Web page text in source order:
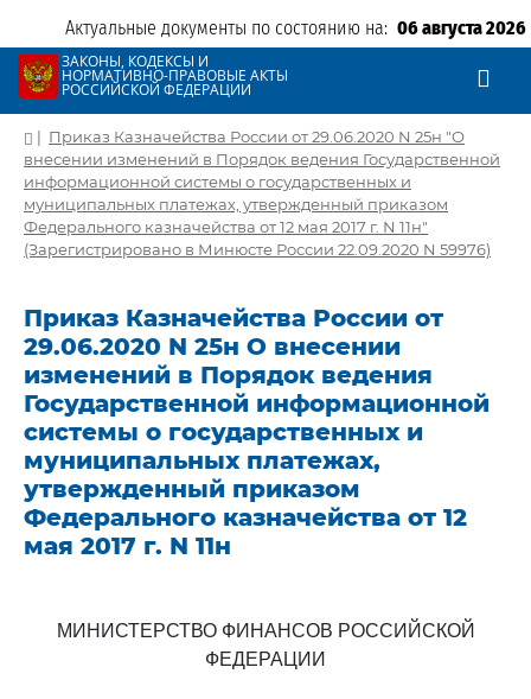
Актуальные документы по состоянию на: 06 августа 2026
ЗАКОНЫ, КОДЕКСЫ И
НОРМАТИВНО-ПРАВОВЫЕ АКТЫ
РОССИЙСКОЙ ФЕДЕРАЦИИ
| Приказ Казначейства России от 29.06.2020 N 25н "О
внесении изменений в Порядок ведения Государственной
информационной системы о государственных и
муниципальных платежах, утвержденный приказом
Федерального казначейства от 12 мая 2017 г. N 11н"
(Зарегистрировано в Минюсте России 22.09.2020 N 59976)
Приказ Казначейства России от
29.06.2020 N 25н О внесении
изменений в Порядок ведения
Государственной информационной
системы о государственных и
муниципальных платежах,
утвержденный приказом
Федерального казначейства от 12
мая 2017 г. N 11н
МИНИСТЕРСТВО ФИНАНСОВ РОССИЙСКОЙ
ФЕДЕРАЦИИ